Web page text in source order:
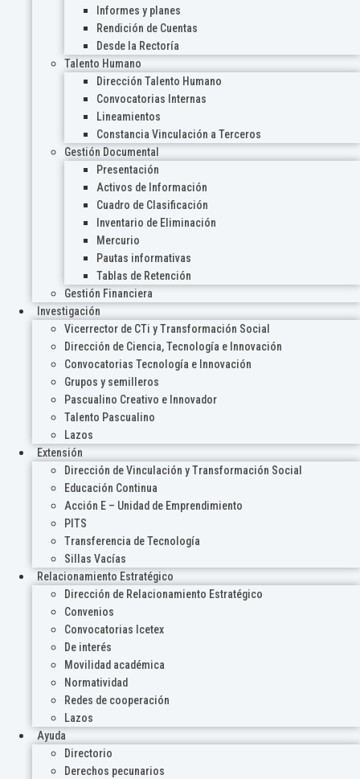
Informes y planes
Rendición de Cuentas
Desde la Rectoría
Talento Humano
Dirección Talento Humano
Convocatorias Internas
Lineamientos
Constancia Vinculación a Terceros
Gestión Documental
Presentación
Activos de Información
Cuadro de Clasificación
Inventario de Eliminación
Mercurio
Pautas informativas
Tablas de Retención
Gestión Financiera
Investigación
Vicerrector de CTi y Transformación Social
Dirección de Ciencia, Tecnología e Innovación
Convocatorias Tecnología e Innovación
Grupos y semilleros
Pascualino Creativo e Innovador
Talento Pascualino
Lazos
Extensión
Dirección de Vinculación y Transformación Social
Educación Continua
Acción E – Unidad de Emprendimiento
PITS
Transferencia de Tecnología
Sillas Vacías
Relacionamiento Estratégico
Dirección de Relacionamiento Estratégico
Convenios
Convocatorias Icetex
De interés
Movilidad académica
Normatividad
Redes de cooperación
Lazos
Ayuda
Directorio
Derechos pecunarios